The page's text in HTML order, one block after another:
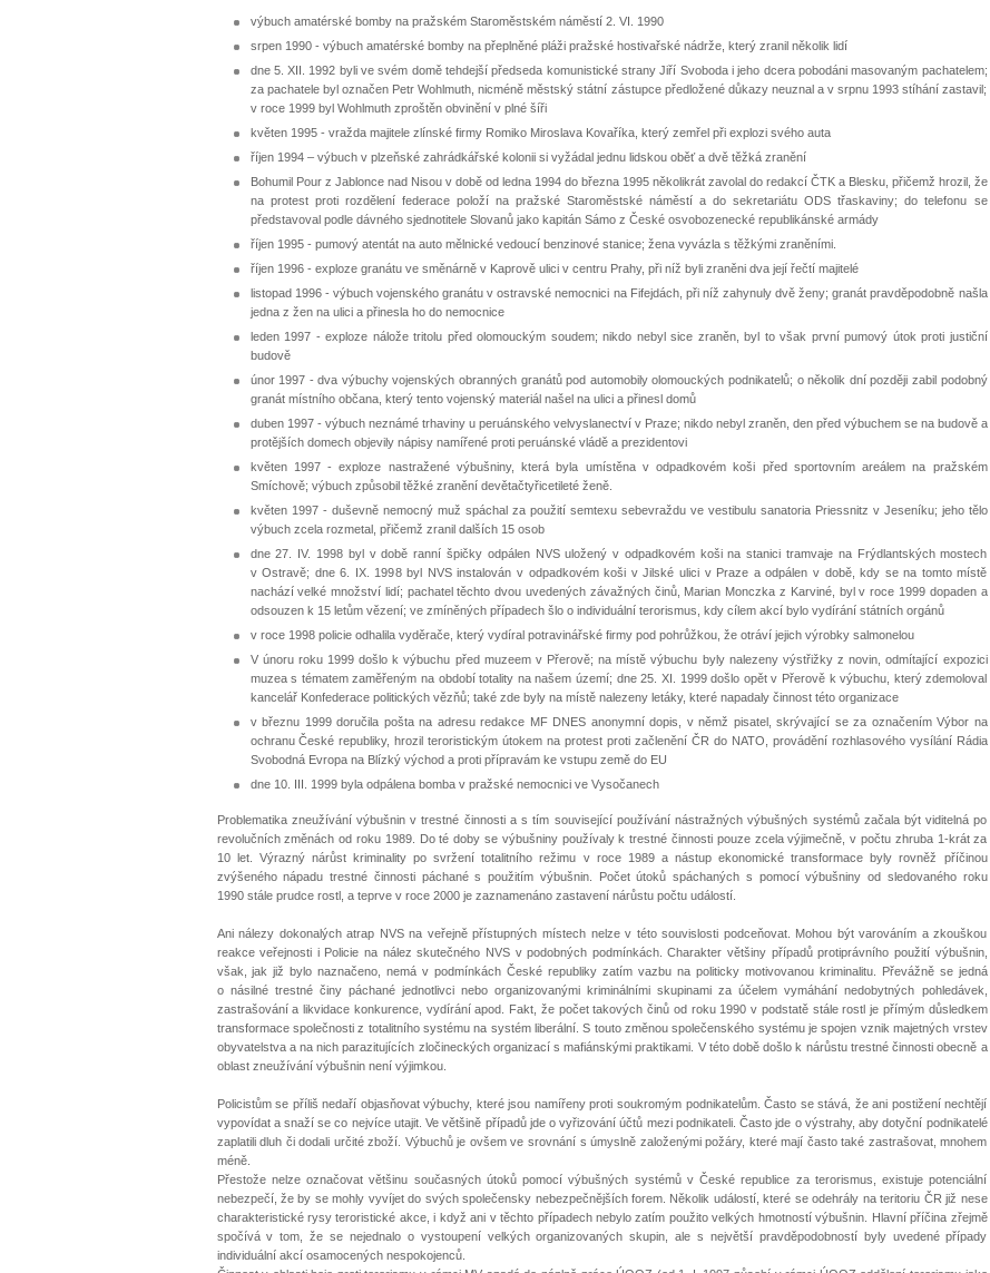
výbuch amatérské bomby na pražském Staroměstském náměstí 2. VI. 1990
srpen 1990 - výbuch amatérské bomby na přeplněné pláži pražské hostivařské nádrže, který zranil několik lidí
dne 5. XII. 1992 byli ve svém domě tehdejší předseda komunistické strany Jiří Svoboda i jeho dcera pobodáni masovaným pachatelem;
za pachatele byl označen Petr Wohlmuth, nicméně městský státní zástupce předložené důkazy neuznal a v srpnu 1993 stíhání zastavil;
v roce 1999 byl Wohlmuth zproštěn obvinění v plné šíři
květen 1995 - vražda majitele zlínské firmy Romiko Miroslava Kovaříka, který zemřel při explozi svého auta
říjen 1994 – výbuch v plzeňské zahrádkářské kolonii si vyžádal jednu lidskou oběť a dvě těžká zranění
Bohumil Pour z Jablonce nad Nisou v době od ledna 1994 do března 1995 několikrát zavolal do redakcí ČTK a Blesku, přičemž hrozil, že
na protest proti rozdělení federace položí na pražské Staroměstské náměstí a do sekretariátu ODS třaskaviny; do telefonu se
představoval podle dávného sjednotitele Slovanů jako kapitán Sámo z České osvobozenecké republikánské armády
říjen 1995 - pumový atentát na auto mělnické vedoucí benzinové stanice; žena vyvázla s těžkými zraněními.
říjen 1996 - exploze granátu ve směnárně v Kaprově ulici v centru Prahy, při níž byli zraněni dva její řečtí majitelé
listopad 1996 - výbuch vojenského granátu v ostravské nemocnici na Fifejdách, při níž zahynuly dvě ženy; granát pravděpodobně našla
jedna z žen na ulici a přinesla ho do nemocnice
leden 1997 - exploze nálože tritolu před olomouckým soudem; nikdo nebyl sice zraněn, byl to však první pumový útok proti justiční
budově
únor 1997 - dva výbuchy vojenských obranných granátů pod automobily olomouckých podnikatelů; o několik dní později zabil podobný
granát místního občana, který tento vojenský materiál našel na ulici a přinesl domů
duben 1997 - výbuch neznámé trhaviny u peruánského velvyslanectví v Praze; nikdo nebyl zraněn, den před výbuchem se na budově a
protějších domech objevily nápisy namířené proti peruánské vládě a prezidentovi
květen 1997 - exploze nastražené výbušniny, která byla umístěna v odpadkovém koši před sportovním areálem na pražském
Smíchově; výbuch způsobil těžké zranění devětačtyřicetileté ženě.
květen 1997 - duševně nemocný muž spáchal za použití semtexu sebevraždu ve vestibulu sanatoria Priessnitz v Jeseníku; jeho tělo
výbuch zcela rozmetal, přičemž zranil dalších 15 osob
dne 27. IV. 1998 byl v době ranní špičky odpálen NVS uložený v odpadkovém koši na stanici tramvaje na Frýdlantských mostech
v Ostravě; dne 6. IX. 1998 byl NVS instalován v odpadkovém koši v Jilské ulici v Praze a odpálen v době, kdy se na tomto místě
nachází velké množství lidí; pachatel těchto dvou uvedených závažných činů, Marian Monczka z Karviné, byl v roce 1999 dopaden a
odsouzen k 15 letům vězení; ve zmíněných případech šlo o individuální terorismus, kdy cílem akcí bylo vydírání státních orgánů
v roce 1998 policie odhalila vyděrače, který vydíral potravinářské firmy pod pohrůžkou, že otráví jejich výrobky salmonelou
V únoru roku 1999 došlo k výbuchu před muzeem v Přerově; na místě výbuchu byly nalezeny výstřižky z novin, odmítající expozici
muzea s tématem zaměřeným na období totality na našem území; dne 25. XI. 1999 došlo opět v Přerově k výbuchu, který zdemoloval
kancelář Konfederace politických vězňů; také zde byly na místě nalezeny letáky, které napadaly činnost této organizace
v březnu 1999 doručila pošta na adresu redakce MF DNES anonymní dopis, v němž pisatel, skrývající se za označením Výbor na
ochranu České republiky, hrozil teroristickým útokem na protest proti začlenění ČR do NATO, provádění rozhlasového vysílání Rádia
Svobodná Evropa na Blízký východ a proti přípravám ke vstupu země do EU
dne 10. III. 1999 byla odpálena bomba v pražské nemocnici ve Vysočanech
Problematika zneužívání výbušnin v trestné činnosti a s tím související používání nástražných výbušných systémů začala být viditelná po
revolučních změnách od roku 1989. Do té doby se výbušniny používaly k trestné činnosti pouze zcela výjimečně, v počtu zhruba 1-krát za
10 let. Výrazný nárůst kriminality po svržení totalitního režimu v roce 1989 a nástup ekonomické transformace byly rovněž příčinou
zvýšeného nápadu trestné činnosti páchané s použitím výbušnin. Počet útoků spáchaných s pomocí výbušniny od sledovaného roku
1990 stále prudce rostl, a teprve v roce 2000 je zaznamenáno zastavení nárůstu počtu událostí.
Ani nálezy dokonalých atrap NVS na veřejně přístupných místech nelze v této souvislosti podceňovat. Mohou být varováním a zkouškou
reakce veřejnosti i Policie na nález skutečného NVS v podobných podmínkách. Charakter většiny případů protiprávního použití výbušnin,
však, jak již bylo naznačeno, nemá v podmínkách České republiky zatím vazbu na politicky motivovanou kriminalitu. Převážně se jedná
o násilné trestné činy páchané jednotlivci nebo organizovanými kriminálními skupinami za účelem vymáhání nedobytných pohledávek,
zastrašování a likvidace konkurence, vydírání apod. Fakt, že počet takových činů od roku 1990 v podstatě stále rostl je přímým důsledkem
transformace společnosti z totalitního systému na systém liberální. S touto změnou společenského systému je spojen vznik majetných vrstev
obyvatelstva a na nich parazitujících zločineckých organizací s mafiánskými praktikami. V této době došlo k nárůstu trestné činnosti obecně a
oblast zneužívání výbušnin není výjimkou.
Policistům se příliš nedaří objasňovat výbuchy, které jsou namířeny proti soukromým podnikatelům. Často se stává, že ani postižení nechtějí
vypovídat a snaží se co nejvíce utajit. Ve většině případů jde o vyřizování účtů mezi podnikateli. Často jde o výstrahy, aby dotyční podnikatelé
zaplatili dluh či dodali určité zboží. Výbuchů je ovšem ve srovnání s úmyslně založenými požáry, které mají často také zastrašovat, mnohem
méně.
Přestože nelze označovat většinu současných útoků pomocí výbušných systémů v České republice za terorismus, existuje potenciální
nebezpečí, že by se mohly vyvíjet do svých společensky nebezpečnějších forem. Několik událostí, které se odehrály na teritoriu ČR již nese
charakteristické rysy teroristické akce, i když ani v těchto případech nebylo zatím použito velkých hmotností výbušnin. Hlavní příčina zřejmě
spočívá v tom, že se nejednalo o vystoupení velkých organizovaných skupin, ale s největší pravděpodobností byly uvedené případy
individuální akcí osamocených nespokojenců.